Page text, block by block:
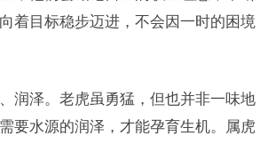
着目标稳步迈进，不会因一时的困境
润泽。老虎虽勇猛，但也并非一味地
要水源的润泽，才能孕育生机。属虎